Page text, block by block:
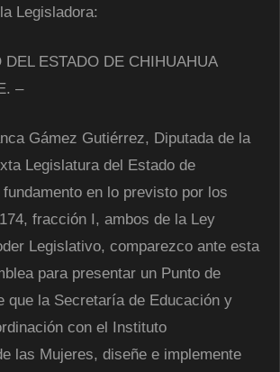
Legisladora:
DEL ESTADO DE CHIHUAHUA
–
Gámez Gutiérrez, Diputada de la
Legislatura del Estado de
en lo previsto por los
fracción I, ambos de la Ley
Legislativo, comparezco ante esta
para presentar un Punto de
que la Secretaría de Educación y
con el Instituto
las Mujeres, diseñe e implemente